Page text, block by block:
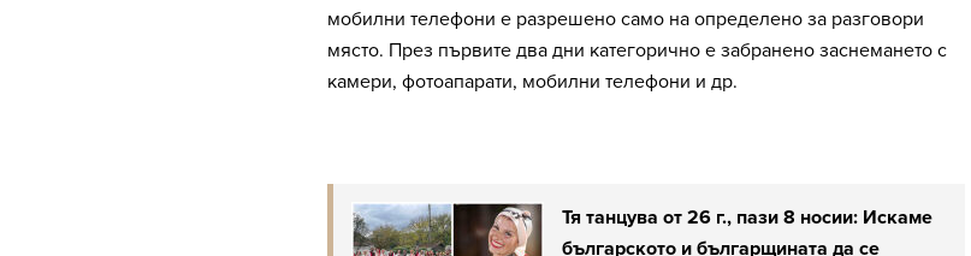
мобилни телефони е разрешено само на определено за разговори
място. През първите два дни категорично е забранено заснемането с
камери, фотоапарати, мобилни телефони и др.
Тя танцува от 26 г., пази 8 носии: Искаме
българското и българщината да се